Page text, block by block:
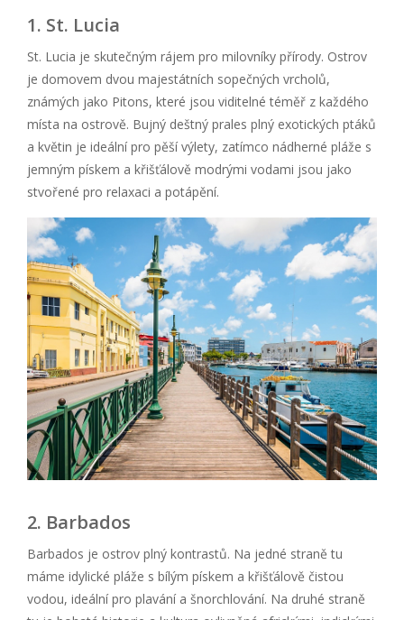
1. St. Lucia
St. Lucia je skutečným rájem pro milovníky přírody. Ostrov
je domovem dvou majestátních sopečných vrcholů,
známých jako Pitons, které jsou viditelné téměř z každého
místa na ostrově. Bujný deštný prales plný exotických ptáků
a květin je ideální pro pěší výlety, zatímco nádherné pláže s
jemným pískem a křišťálově modrými vodami jsou jako
stvořené pro relaxaci a potápění.
2. Barbados
Barbados je ostrov plný kontrastů. Na jedné straně tu
máme idylické pláže s bílým pískem a křišťálově čistou
vodou, ideální pro plavání a šnorchlování. Na druhé straně